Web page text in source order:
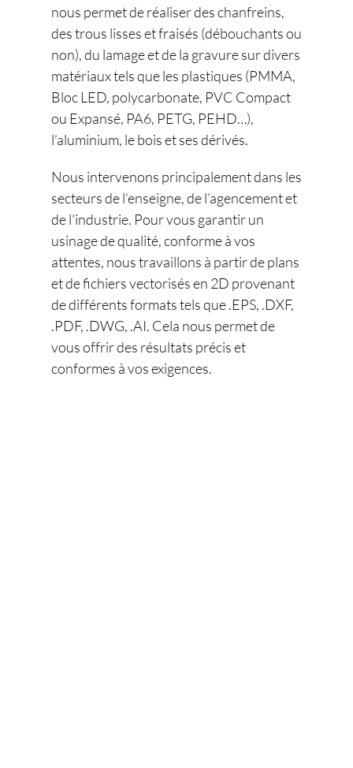
nous permet de réaliser des chanfreins,
des trous lisses et fraisés (débouchants ou
non), du lamage et de la gravure sur divers
matériaux tels que les plastiques (PMMA,
Bloc LED, polycarbonate, PVC Compact
ou Expansé, PA6, PETG, PEHD…),
l’aluminium, le bois et ses dérivés.
Nous intervenons principalement dans les
secteurs de l’enseigne, de l’agencement et
de l’industrie. Pour vous garantir un
usinage de qualité, conforme à vos
attentes, nous travaillons à partir de plans
et de fichiers vectorisés en 2D provenant
de différents formats tels que .EPS, .DXF,
.PDF, .DWG, .AI. Cela nous permet de
vous offrir des résultats précis et
conformes à vos exigences.